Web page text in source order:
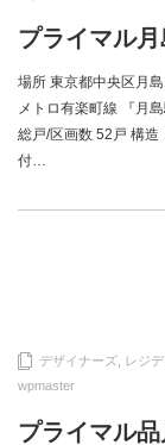
プライマル月
場所 東京都中央区月
メトロ有楽町線 『月
総戸/区画数 52戸 構造
付…
デザイナーズ レジ
wpmaster
プライマル